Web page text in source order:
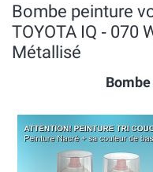
Bombe peinture
TOYOTA IQ ‐ 070
Métallisé